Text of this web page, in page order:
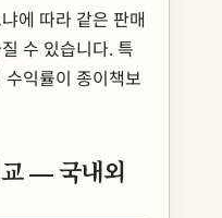
에 따라 같은 판매
수 있습니다. 특
익률이 종이책보
— 국내외